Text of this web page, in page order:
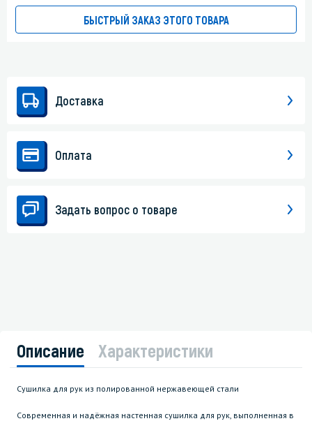
БЫСТРЫЙ ЗАКАЗ ЭТОГО ТОВАРА
Доставка
Оплата
Задать вопрос о товаре
Описание Характеристики
Сушилка для рук из полированной нержавеющей стали
Современная и надёжная настенная сушилка для рук, выполненная в